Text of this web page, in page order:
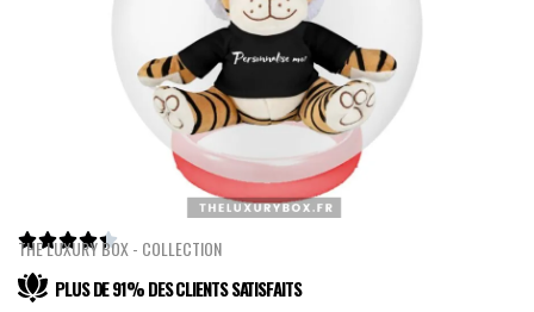

THE LUXURY BOX - COLLECTION
PLUS DE 91% DES CLIENTS SATISFAITS